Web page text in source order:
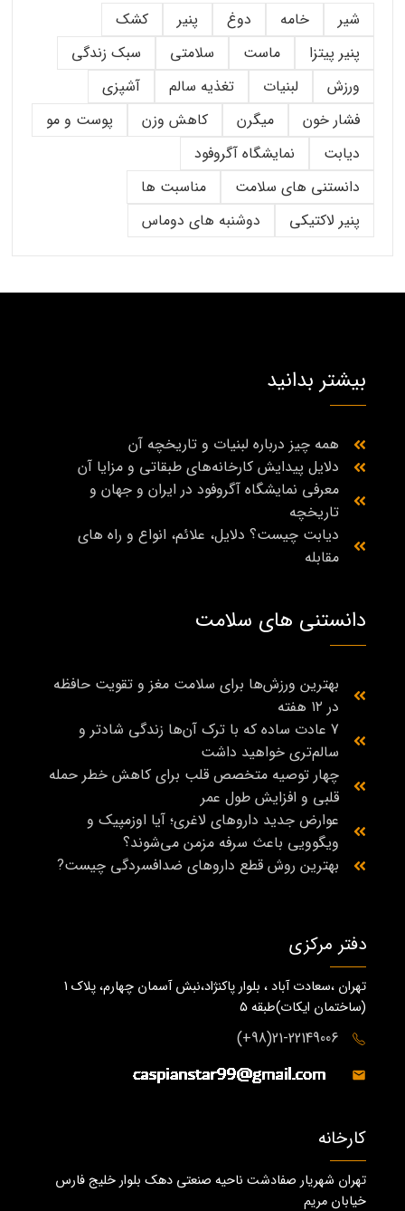
شیر خامه دوغ پنیر
کشک
پنیر پیتزا
ماست سلامتی
سبک زندگی
ورزش
لبنیات تغذیه سالم
آشپزی
فشار خون
میگرن کاهش وزن
پوست و مو
دیابت
نمایشگاه آگروفود
دانستنی های سلامت
مناسبت ها
پنیر لاکتیکی
دوشنبه های دوماس
بیشتر بدانید
همه چیز درباره لبنیات و تاریخچه آن
دلایل پیدایش کارخانه‌های طبقاتی و مزایا آن
معرفی نمایشگاه آگروفود در ایران و جهان و
تاریخچه
دیابت چیست؟ دلایل، علائم، انواع و راه‌ های
مقابله
دانستنی های سلامت
بهترین ورزش‌ها برای سلامت مغز و تقویت حافظه
در ۱۲ هفته
7 عادت ساده که با ترک آن‌ها زندگی شادتر و
سالم‌تری خواهید داشت
چهار توصیه متخصص قلب برای کاهش خطر حمله
قلبی و افزایش طول عمر
عوارض جدید داروهای لاغری؛ آیا اوزمپیک و
ویگوویی باعث سرفه مزمن می‌شوند؟
بهترین روش قطع داروهای ضدافسردگی چیست?
دفتر مرکزی
تهران ،سعادت آباد ، بلوار پاکنژاد،نبش آسمان چهارم، پلاک 1
(ساختمان ايكات)طبقه ٥
21-22149006(98+)
کارخانه
تهران شهریار صفادشت ناحیه صنعتی دهک بلوار خلیج فارس
خیابان مریم